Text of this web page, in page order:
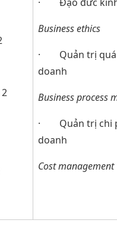
Business ethics
· Quản trị quá
doanh
Business process
· Quản trị chi
doanh
Cost management